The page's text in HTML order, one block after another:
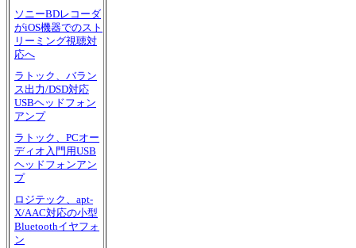
ソニーBDレコーダ
がiOS機器でのスト
リーミング視聴対
応へ
ラトック、バラン
ス出力/DSD対応
USBヘッドフォン
アンプ
ラトック、PCオー
ディオ入門用USB
ヘッドフォンアン
プ
ロジテック、apt-
X/AAC対応の小型
Bluetoothイヤフォ
ン